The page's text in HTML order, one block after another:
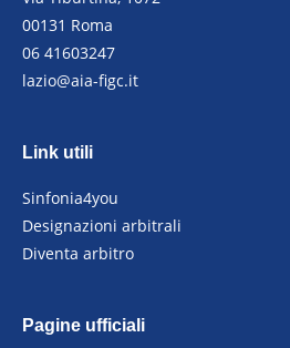
00131 Roma
06 41603247
lazio@aia-figc.it
Link utili
Sinfonia4you
Designazioni arbitrali
Diventa arbitro
Pagine ufficiali